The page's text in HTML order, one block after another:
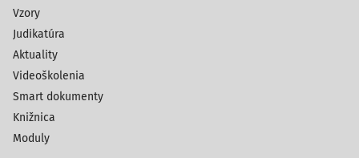
Vzory
Judikatúra
Aktuality
Videoškolenia
Smart dokumenty
Knižnica
Moduly